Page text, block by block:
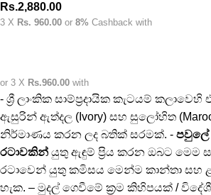
Rs.2,880.00
3 X Rs. 960.00 or 8% Cashback with
or 3 X Rs.960.00 with
- ශ්‍රී ලාංකික සාම්ප්‍රදායික කැටයම්
ඇසුරින් ඇත්දල (Ivory) සහ සුලෝහිත
නිර්මාණය කරන ලද බතික් සරමක්. - පවුලේ
රටාවකින් යුතු ඇඳුම් ප්‍රිය කරන ඔබට මෙම
රටාවෙන් යුතු කමිසය මෙන්ම කාන්තා සහ
හැක. – මුදල් ගෙවීමේ ක්‍රම කිහිපයක් /